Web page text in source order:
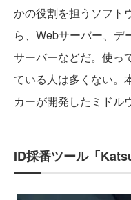
かの役割を担うソフト
ら、Webサーバー、デ
サーバーなどだ。使っ
ている人は多くない。
カーが開発したミドル
ID採番ツール「